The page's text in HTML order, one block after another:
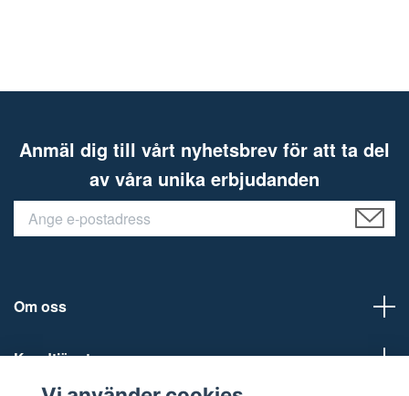
Anmäl dig till vårt nyhetsbrev för att ta del
av våra unika erbjudanden
Om oss
Kundtjänst